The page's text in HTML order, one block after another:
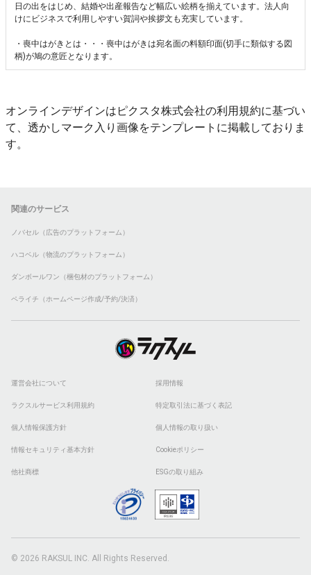
日の出をはじめ、結婚や出産報告など幅広い絵柄を揃えています。法人向
けにビジネスで利用しやすい賀詞や挨拶文も充実しています。
・喪中はがきとは・・・喪中はがきは宛名面の料額印面(切手に類似する図
柄)が鳩の意匠となります。
オンラインデザインはピクスタ株式会社の利用規約に基づい
て、透かしマーク入り画像をテンプレートに掲載しておりま
す。
関連のサービス
ノバセル（広告のプラットフォーム）
ハコベル（物流のプラットフォーム）
ダンボールワン（梱包材のプラットフォーム）
ペライチ（ホームページ作成/予約/決済）
運営会社について 採用情報
ラクスルサービス利用規約 特定取引法に基づく表記
個人情報保護方針 個人情報の取り扱い
情報セキュリティ基本方針 Cookieポリシー
他社商標 ESGの取り組み
© 2026 RAKSUL INC. All Rights Reserved.